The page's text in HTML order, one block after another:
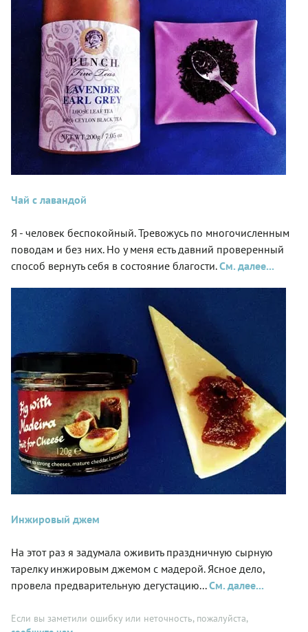
Чай с лавандой
Я - человек беспокойный. Тревожусь по многочисленным
поводам и без них. Но у меня есть давний проверенный
способ вернуть себя в состояние благости.См. далее...
Инжировый джем
На этот раз я задумала оживить праздничную сырную
тарелку инжировым джемом с мадерой. Ясное дело,
провела предварительную дегустацию...См. далее...
Если вы заметили ошибку или неточность, пожалуйста,